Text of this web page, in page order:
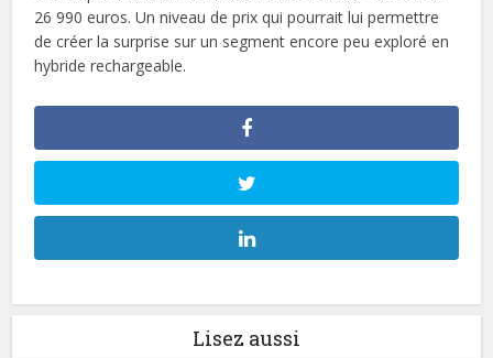
26 990 euros. Un niveau de prix qui pourrait lui permettre
de créer la surprise sur un segment encore peu exploré en
hybride rechargeable.
Lisez aussi